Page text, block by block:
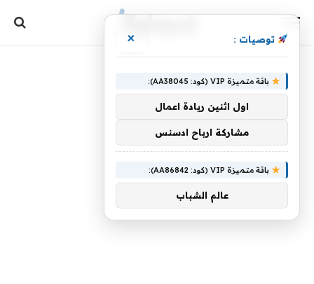
توصيات : ×
باقة متميزة VIP (كود: AA38045):
اول اثنين ريادة اعمال
مشاركة ارباح ادسنس
باقة متميزة VIP (كود: AA86842):
عالم الشباب